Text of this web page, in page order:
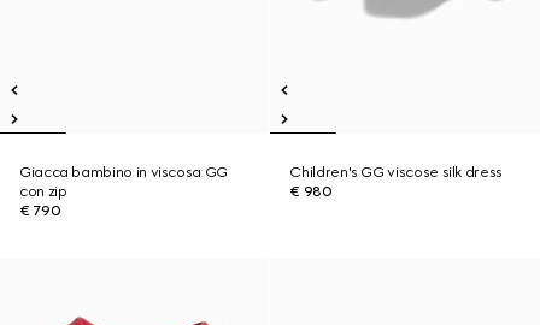
Giacca bambino in viscosa GG
con zip
€ 790
Children's GG viscose silk dress
€ 980